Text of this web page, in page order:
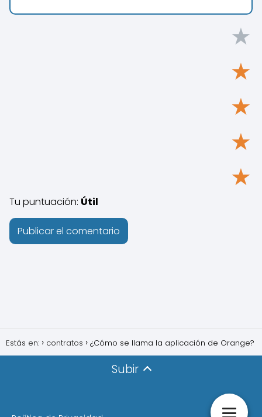
★
★
★
★
★
Tu puntuación: Útil
Estás en: contratos ¿Cómo se llama la aplicación de Orange?
Subir